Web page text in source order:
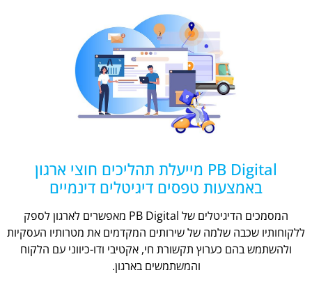
PB Digital מייעלת תהליכים חוצי ארגון
באמצעות טפסים דיגיטלים דינמיים
המסמכים הדיגיטלים של PB Digital מאפשרים לארגון לספק
ללקוחותיו שכבה שלמה של שירותים המקדמים את מטרותיו העסקיות
ולהשתמש בהם כערוץ תקשורת חי, אקטיבי ודו-כיווני עם הלקוח
והמשתמשים בארגון.